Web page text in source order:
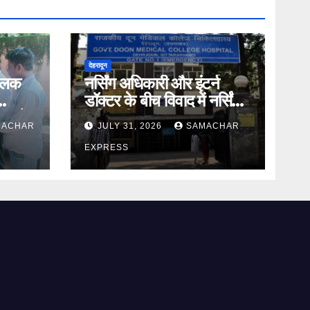
ने
देहरादून
नर्सिंग अधिकारी और इंटर्न
डॉक्टर के बीच विवाद में नर्सिंग
अधिकारी का पक्ष आया
सामने,करी निष्पक्ष जांच की मांग
JULY 31, 2026 SAMACHAR
EXPRESS